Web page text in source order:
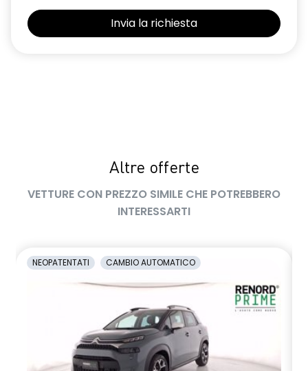
Selleria Stepway in tessuto blu e nero
Volante regolabile in altezza e profondità
Altre offerte
VETTURE CON PREZZO SIMILE CHE POTREBBERO
INTERESSARTI
NEOPATENTATI CAMBIO AUTOMATICO